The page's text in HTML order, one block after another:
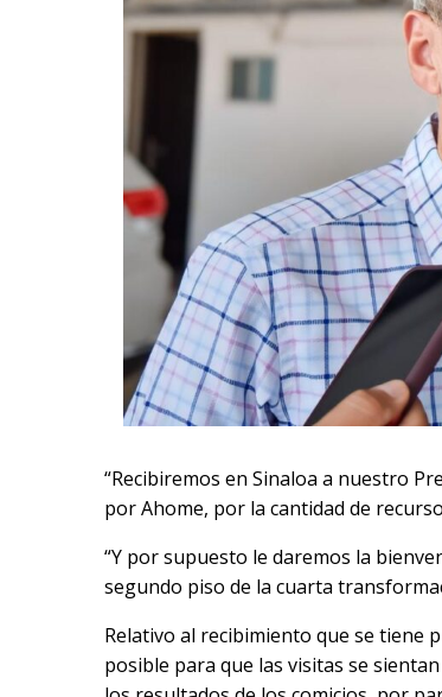
“Recibiremos en Sinaloa a nuestro
por Ahome, por la cantidad de
“Y por supuesto le daremos la
segundo piso de la cuarta
Relativo al recibimiento que se tiene
posible para que las visitas se